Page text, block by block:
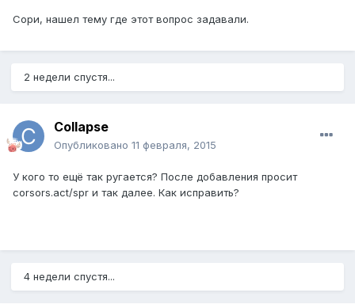
Сори, нашел тему где этот вопрос задавали.
2 недели спустя...
Collapse
Опубликовано 11 февраля, 2015
У кого то ещё так ругается? После добавления просит
corsors.act/spr и так далее. Как исправить?
4 недели спустя...